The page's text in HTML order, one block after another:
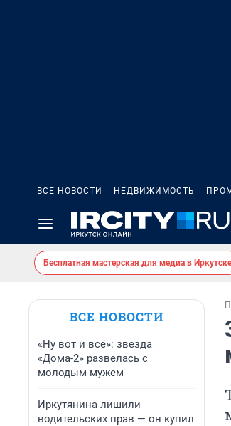
ВСЕ НОВОСТИ НЕДВИЖИМОСТЬ
Бесплатная мастерская для медиа в Иркутске
ВСЕ НОВОСТИ
«Ну вот и всё»: звезда
«Дома-2» развелась с
молодым мужем
Иркутянина лишили
водительских прав — он купил